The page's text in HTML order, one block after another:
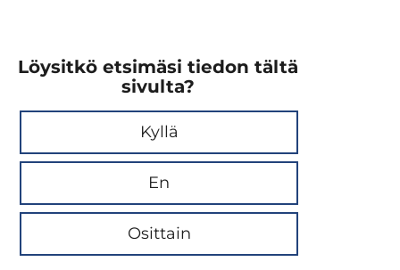
Löysitkö etsimäsi tiedon tältä
sivulta?
Kyllä
En
Osittain